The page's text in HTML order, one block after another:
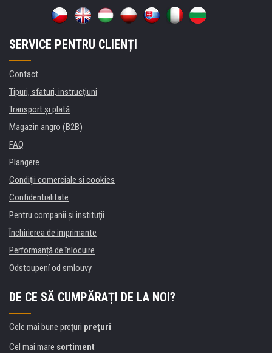
SERVICE PENTRU CLIENȚI
Contact
Tipuri, sfaturi, instrucțiuni
Transport şi plată
Magazin angro (B2B)
FAQ
Plangere
Condiţii comerciale si cookies
Confidentialitate
Pentru companii și instituţii
Închirierea de imprimante
Performanță de înlocuire
Odstoupení od smlouvy
DE CE SĂ CUMPĂRAȚI DE LA NOI?
Cele mai bune preţuri preţuri
Cel mai mare sortiment